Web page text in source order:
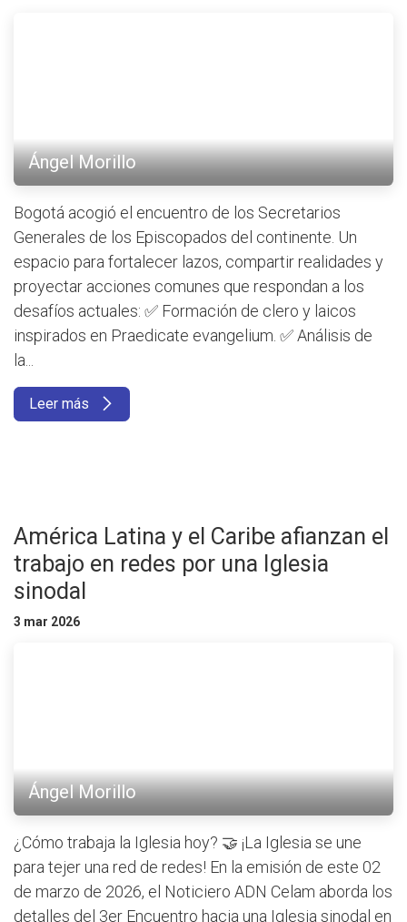
Ángel Morillo
Bogotá acogió el encuentro de los Secretarios
Generales de los Episcopados del continente. Un
espacio para fortalecer lazos, compartir realidades y
proyectar acciones comunes que respondan a los
desafíos actuales: ✅ Formación de clero y laicos
inspirados en Praedicate evangelium. ✅ Análisis de
la...
Leer más
América Latina y el Caribe afianzan el
trabajo en redes por una Iglesia
sinodal
3 mar 2026
Ángel Morillo
¿Cómo trabaja la Iglesia hoy? 🤝 ¡La Iglesia se une
para tejer una red de redes! En la emisión de este 02
de marzo de 2026, el Noticiero ADN Celam aborda los
detalles del 3er Encuentro hacia una Iglesia sinodal en